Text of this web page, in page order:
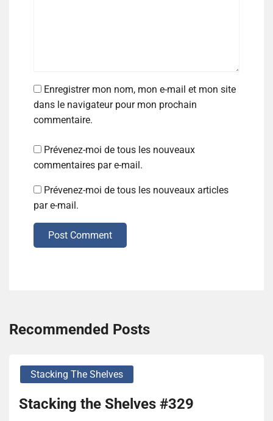
Enregistrer mon nom, mon e-mail et mon site
dans le navigateur pour mon prochain
commentaire.
Prévenez-moi de tous les nouveaux
commentaires par e-mail.
Prévenez-moi de tous les nouveaux articles
par e-mail.
Post Comment
Recommended Posts
Stacking The Shelves
Stacking the Shelves #329